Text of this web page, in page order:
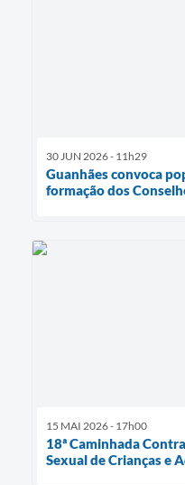
30 JUN 2026 - 11h29
Guanhães convoca
formação dos
15 MAI 2026 - 17h00
18ª Caminhada
Sexual de Crianças e